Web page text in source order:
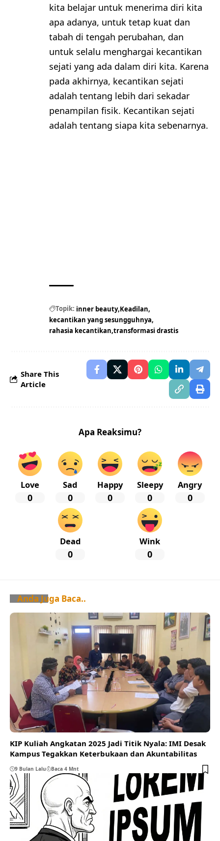
kita belajar untuk menerima diri kita
apa adanya, untuk tetap kuat dan
tabah di tengah perubahan, dan
untuk selalu menghargai kecantikan
sejati yang ada dalam diri kita. Karena
pada akhirnya, kecantikan sejati
adalah tentang lebih dari sekadar
penampilan fisik. Kecantikan sejati
adalah tentang siapa kita sebenarnya.
Topik: inner beauty Keadilan
kecantikan yang sesungguhnya
rahasia kecantikan transformasi drastis
Share This
Article
Apa Reaksimu?
Love
0
Sad
0
Happy
0
Sleepy
0
Angry
0
Dead
0
Wink
0
Anda Juga Baca..
KIP Kuliah Angkatan 2025 Jadi Titik Nyala: IMI Desak
Kampus Tegakkan Keterbukaan dan Akuntabilitas
9 Bulan Lalu Baca 4 Mnt